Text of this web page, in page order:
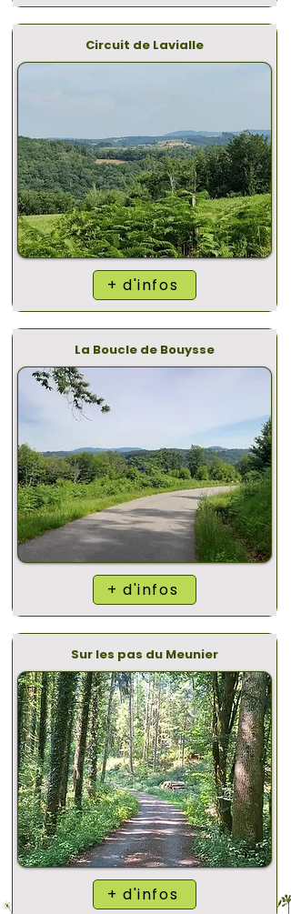
Circuit de Lavialle
+ d'infos
La Boucle de Bouysse
+ d'infos
Sur les pas du Meunier
+ d'infos